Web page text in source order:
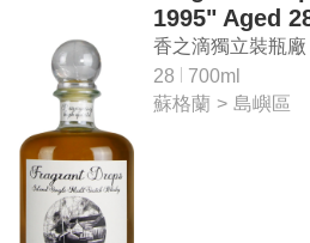
1995" Aged
Single Malt
香之滴獨立裝瓶
年 島嶼區 單一麥
28
700ml
蘇格蘭 > 島嶼區